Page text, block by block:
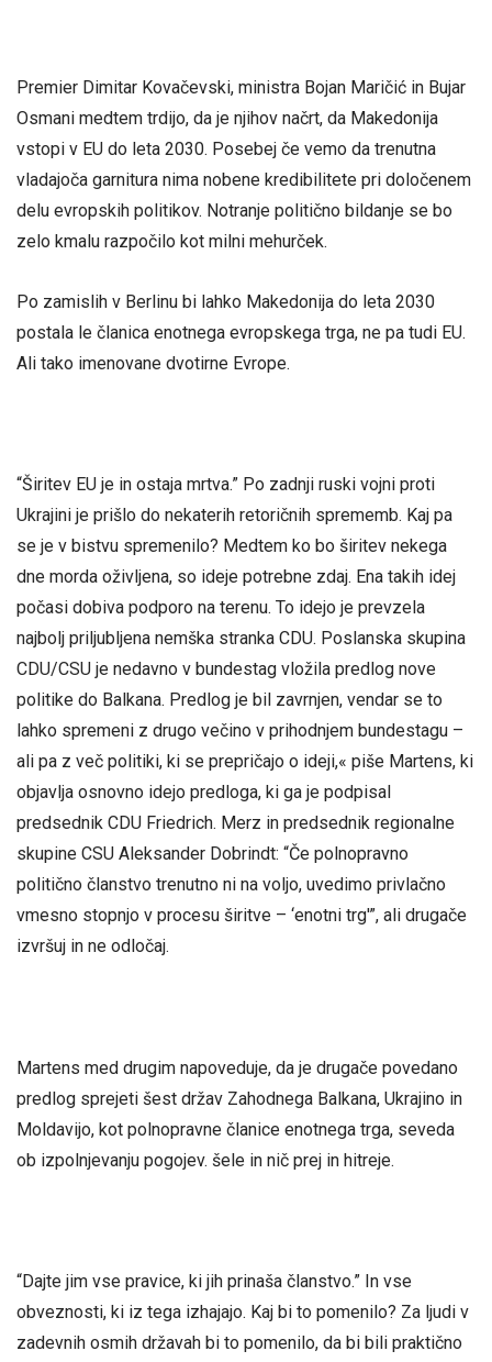
Premier Dimitar Kovačevski, ministra Bojan Maričić in Bujar
Osmani medtem trdijo, da je njihov načrt, da Makedonija
vstopi v EU do leta 2030. Posebej če vemo da trenutna
vladajoča garnitura nima nobene kredibilitete pri določenem
delu evropskih politikov. Notranje politično bildanje se bo
zelo kmalu razpočilo kot milni mehurček.
Po zamislih v Berlinu bi lahko Makedonija do leta 2030
postala le članica enotnega evropskega trga, ne pa tudi EU.
Ali tako imenovane dvotirne Evrope.
“Širitev EU je in ostaja mrtva.” Po zadnji ruski vojni proti
Ukrajini je prišlo do nekaterih retoričnih sprememb. Kaj pa
se je v bistvu spremenilo? Medtem ko bo širitev nekega
dne morda oživljena, so ideje potrebne zdaj. Ena takih idej
počasi dobiva podporo na terenu. To idejo je prevzela
najbolj priljubljena nemška stranka CDU. Poslanska skupina
CDU/CSU je nedavno v bundestag vložila predlog nove
politike do Balkana. Predlog je bil zavrnjen, vendar se to
lahko spremeni z drugo večino v prihodnjem bundestagu –
ali pa z več politiki, ki se prepričajo o ideji,« piše Martens, ki
objavlja osnovno idejo predloga, ki ga je podpisal
predsednik CDU Friedrich. Merz in predsednik regionalne
skupine CSU Aleksander Dobrindt: “Če polnopravno
politično članstvo trenutno ni na voljo, uvedimo privlačno
vmesno stopnjo v procesu širitve – ‘enotni trg'”, ali drugače
izvršuj in ne odločaj.
Martens med drugim napoveduje, da je drugače povedano
predlog sprejeti šest držav Zahodnega Balkana, Ukrajino in
Moldavijo, kot polnopravne članice enotnega trga, seveda
ob izpolnjevanju pogojev. šele in nič prej in hitreje.
“Dajte jim vse pravice, ki jih prinaša članstvo.” In vse
obveznosti, ki iz tega izhajajo. Kaj bi to pomenilo? Za ljudi v
zadevnih osmih državah bi to pomenilo, da bi bili praktično